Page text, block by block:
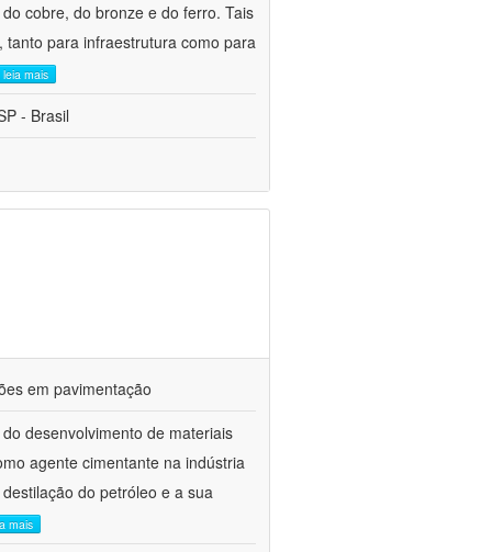
cobre, do bronze e do ferro. Tais
para infraestrutura como para
leia mais
- Brasil
em pavimentação
desenvolvimento de materiais
agente cimentante na indústria
do petróleo e a sua
mais